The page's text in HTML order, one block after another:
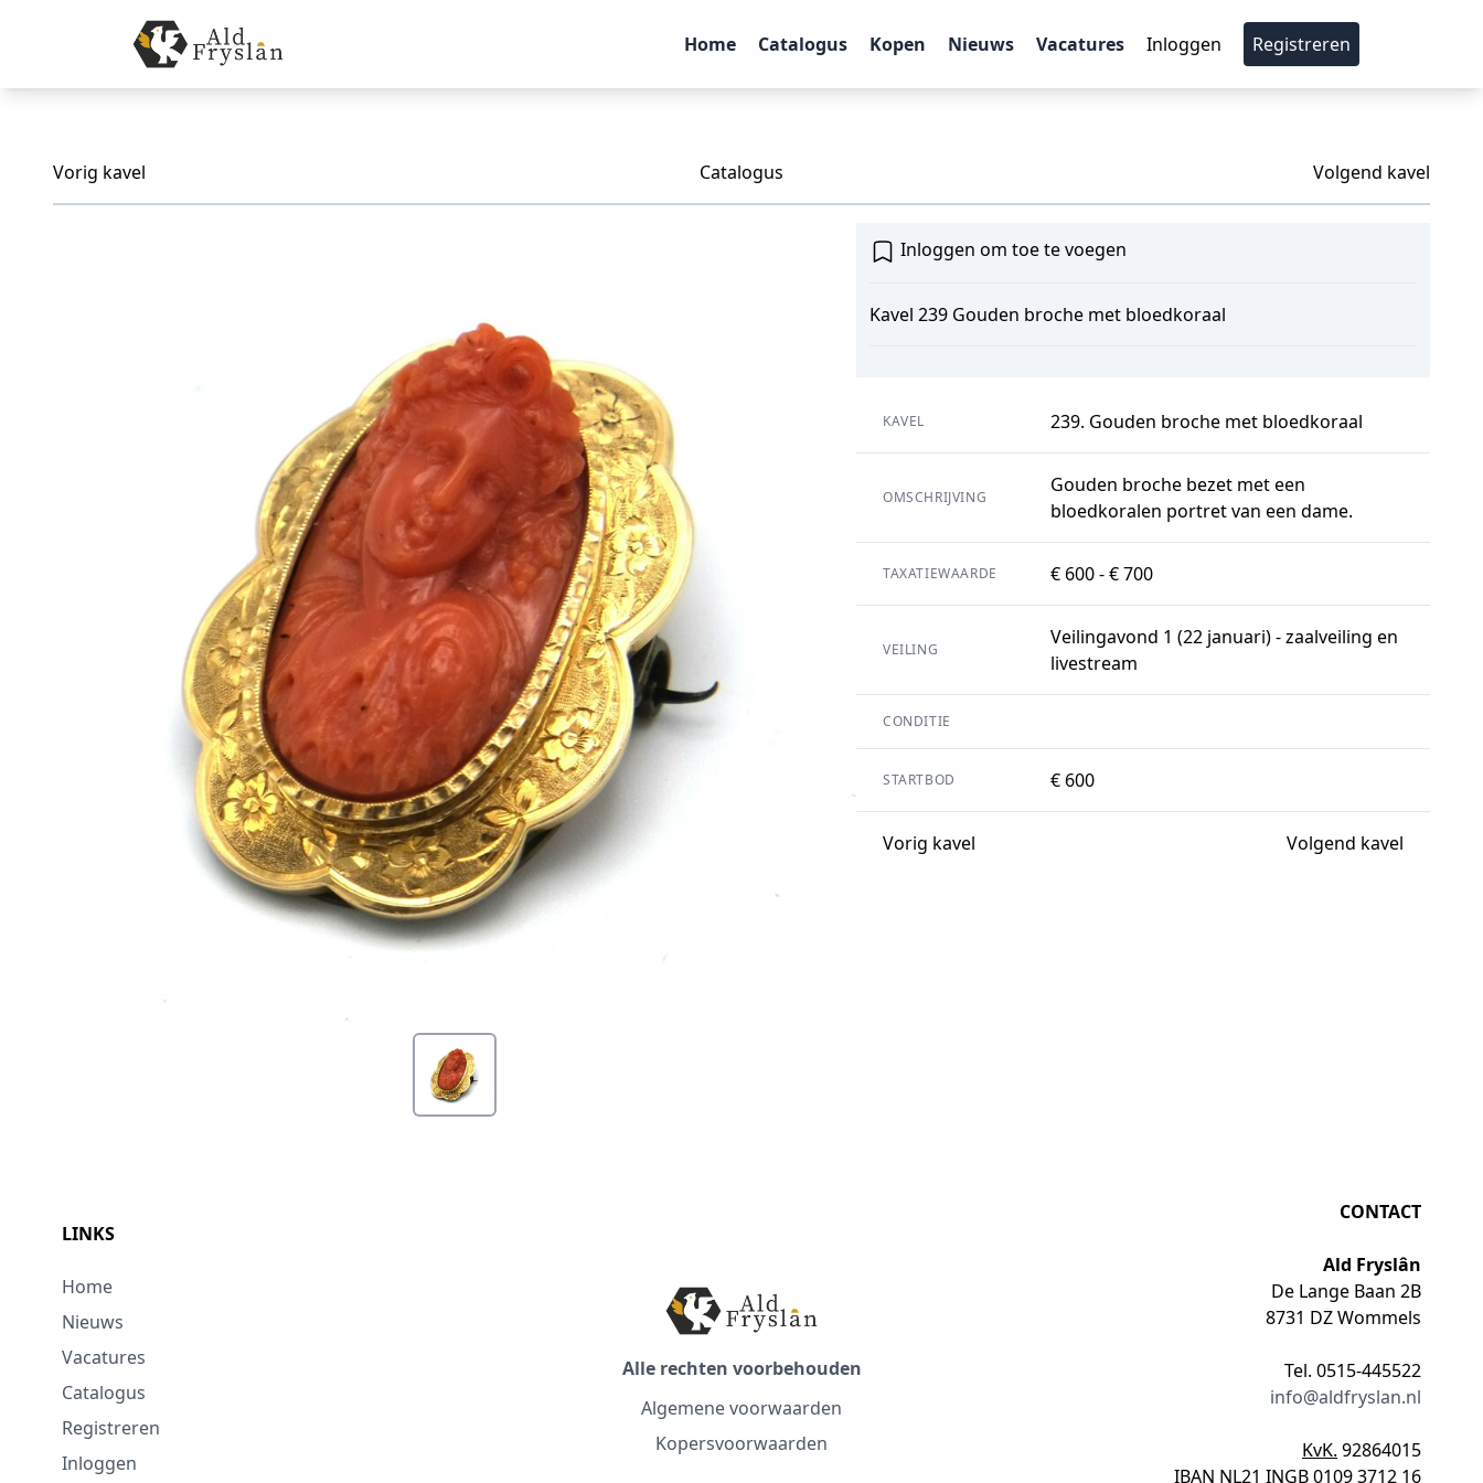
Home Catalogus Kopen Nieuws Vacatures Inloggen Registreren
Vorig kavel Catalogus Volgend kavel
Inloggen om toe te voegen
Kavel 239 Gouden broche met bloedkoraal
KAVEL 239. Gouden broche met bloedkoraal
OMSCHRIJVING
Gouden broche bezet met een
bloedkoralen portret van een dame.
TAXATIEWAARDE € 600 - € 700
VEILING
Veilingavond 1 (22 januari) - zaalveiling en
livestream
CONDITIE
STARTBOD € 600
Vorig kavel Volgend kavel
LINKS
Home
Nieuws
Vacatures
Catalogus
Registreren
Inloggen
Alle rechten voorbehouden
Algemene voorwaarden
Kopersvoorwaarden
CONTACT
Ald Fryslân
De Lange Baan 2B
8731 DZ Wommels
Tel. 0515-445522
info@aldfryslan.nl
KvK. 92864015
IBAN NL21 INGB 0109 3712 16